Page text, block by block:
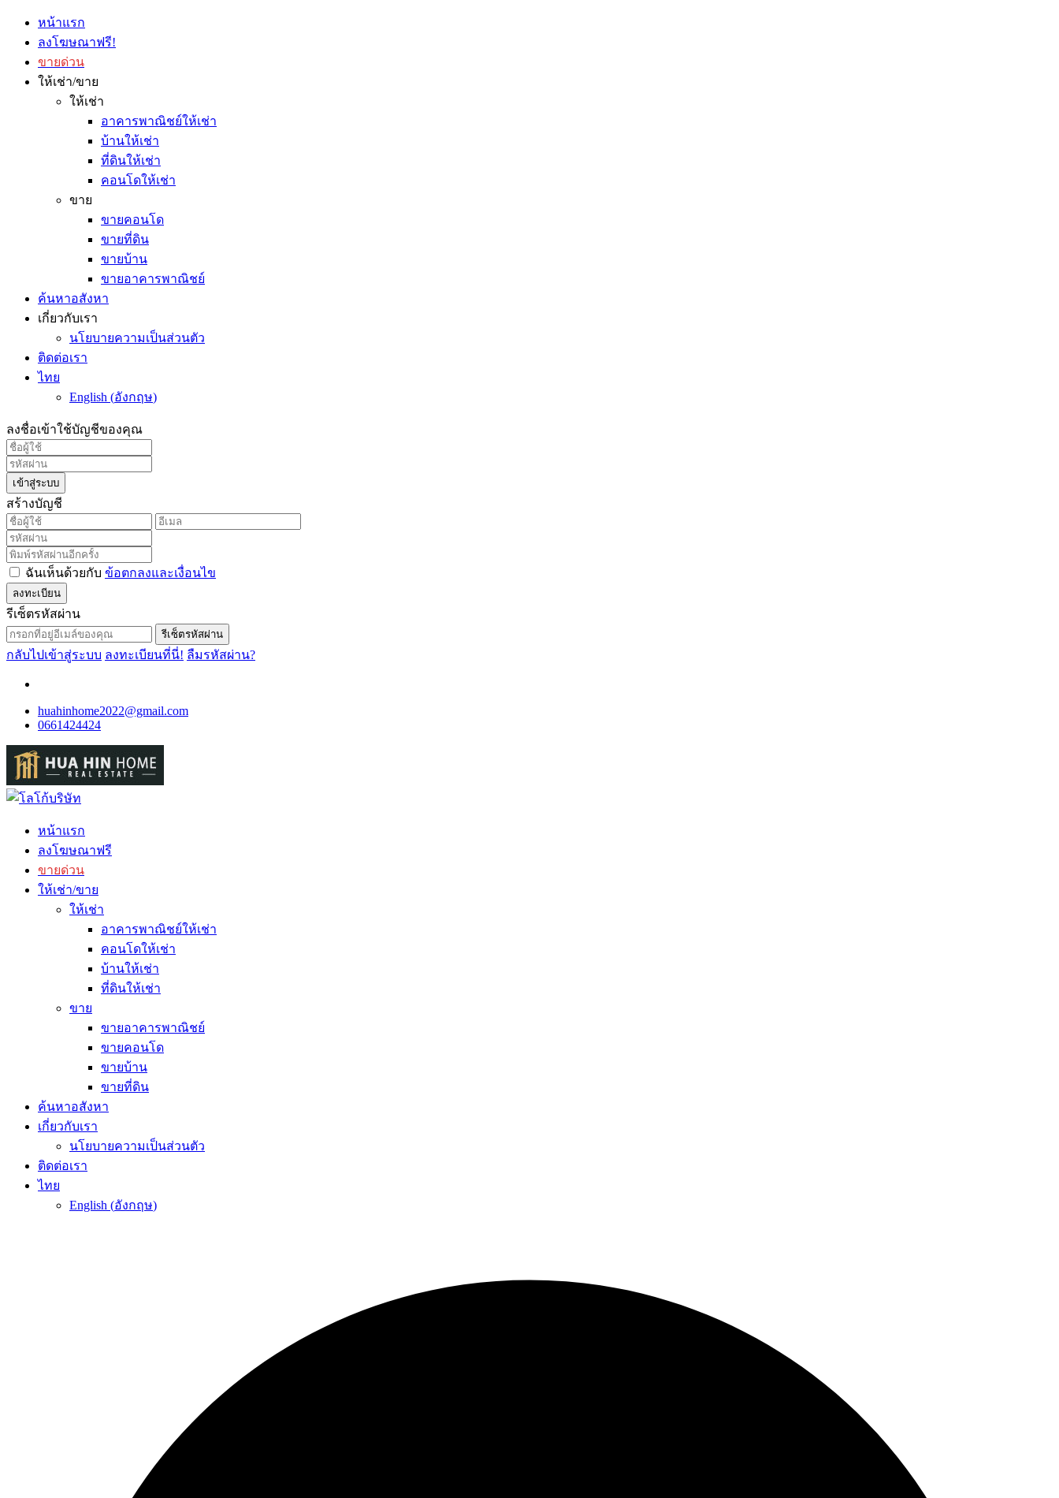
หน้าแรก
ลงโฆษณาฟรี!
ขายด่วน
ให้เช่า/ขาย
ให้เช่า
อาคารพาณิชย์ให้เช่า
บ้านให้เช่า
ที่ดินให้เช่า
คอนโดให้เช่า
ขาย
ขายคอนโด
ขายที่ดิน
ขายบ้าน
ขายอาคารพาณิชย์
ค้นหาอสังหา
เกี่ยวกับเรา
นโยบายความเป็นส่วนตัว
ติดต่อเรา
ไทย
English (อังกฤษ)
ลงชื่อเข้าใช้บัญชีของคุณ
เข้าสู่ระบบ
สร้างบัญชี
ฉันเห็นด้วยกับ ข้อตกลงและเงื่อนไข
ลงทะเบียน
รีเซ็ตรหัสผ่าน
รีเซ็ตรหัสผ่าน
กลับไปเข้าสู่ระบบ ลงทะเบียนที่นี่! ลืมรหัสผ่าน?
huahinhome2022@gmail.com
0661424424
หน้าแรก
ลงโฆษณาฟรี
ขายด่วน
ให้เช่า/ขาย
ให้เช่า
อาคารพาณิชย์ให้เช่า
คอนโดให้เช่า
บ้านให้เช่า
ที่ดินให้เช่า
ขาย
ขายอาคารพาณิชย์
ขายคอนโด
ขายบ้าน
ขายที่ดิน
ค้นหาอสังหา
เกี่ยวกับเรา
นโยบายความเป็นส่วนตัว
ติดต่อเรา
ไทย
English (อังกฤษ)